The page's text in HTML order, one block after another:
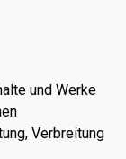
und Werke
Verbreitung